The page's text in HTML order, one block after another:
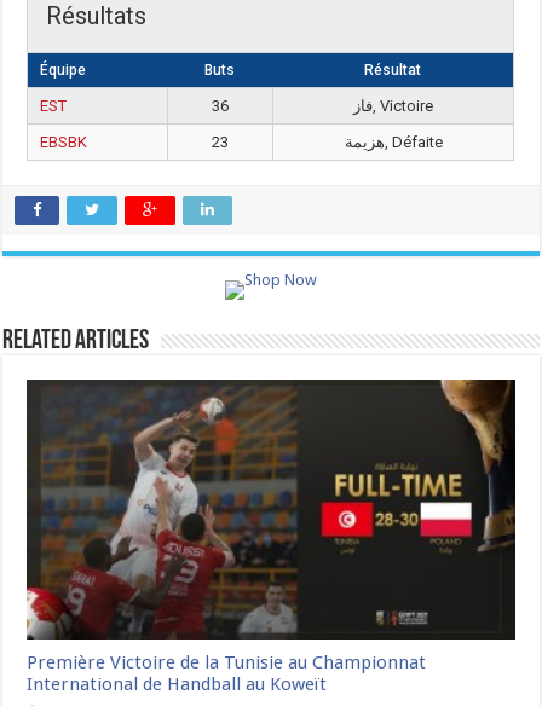
Résultats
Équipe Buts Résultat
EST 36
فاز, Victoire
EBSBK
23 هزيمة, Défaite
Related Articles
Première Victoire de la Tunisie au Championnat
International de Handball au Koweït